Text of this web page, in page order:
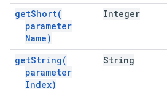
getShort(
parameter
Name)
Integer
getString(
parameter
Index)
String